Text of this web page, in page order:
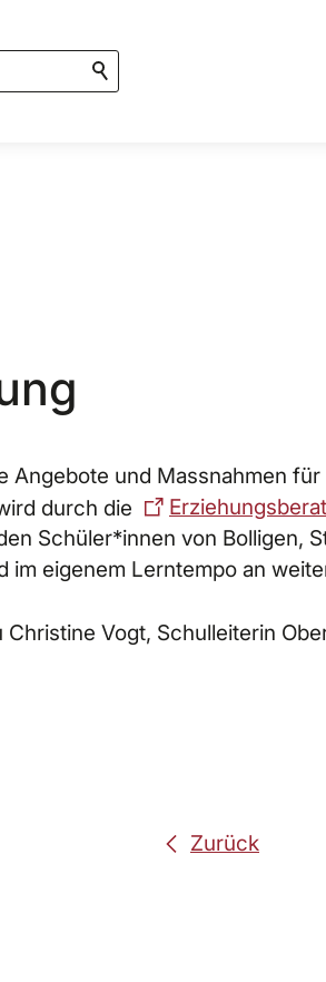
Angebote und Massnahmen
durch die
Schüler*innen von Bolligen,
im eigenem Lerntempo an
Vogt, Schulleiterin
Zurück